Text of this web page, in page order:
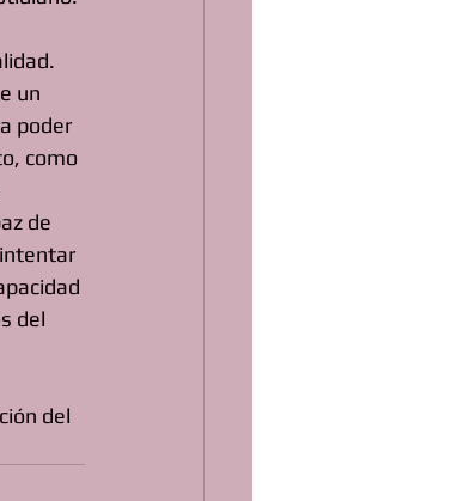
un
poder
como
de
del
del